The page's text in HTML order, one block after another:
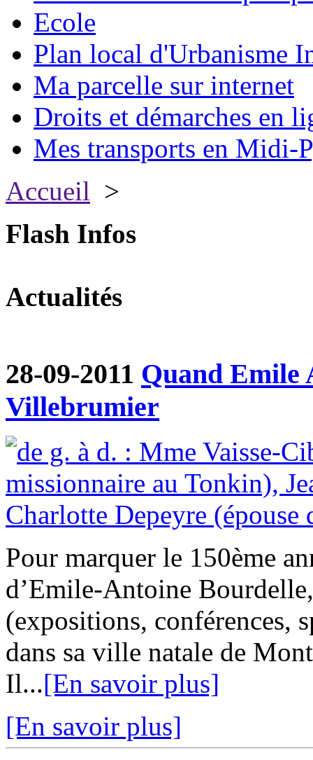
Ecole
Plan local d'Urbanisme
Ma parcelle sur internet
Droits et démarches en
Mes transports en Midi-
Accueil >
Flash Infos
Actualités
28-09-2011 Quand Emile
Villebrumier
Pour marquer le 150ème
d’Emile-Antoine
(expositions, conférences,
dans sa ville natale de
Il...[En savoir plus]
[En savoir plus]